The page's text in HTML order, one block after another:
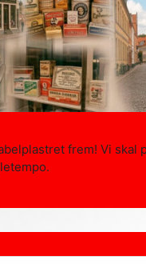
frem! Vi